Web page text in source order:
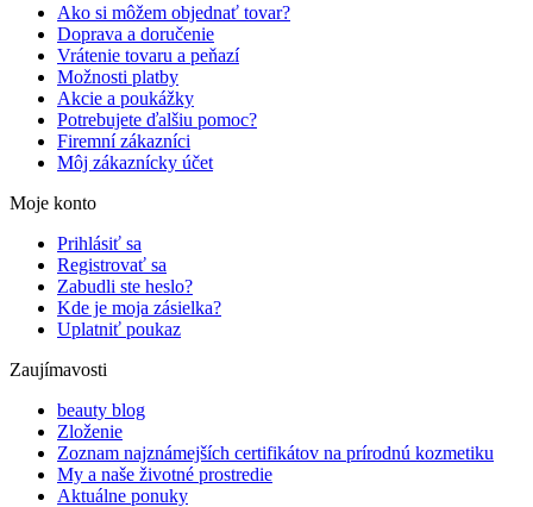
Ako si môžem objednať tovar?
Doprava a doručenie
Vrátenie tovaru a peňazí
Možnosti platby
Akcie a poukážky
Potrebujete ďalšiu pomoc?
Firemní zákazníci
Môj zákaznícky účet
Moje konto
Prihlásiť sa
Registrovať sa
Zabudli ste heslo?
Kde je moja zásielka?
Uplatniť poukaz
Zaujímavosti
beauty blog
Zloženie
Zoznam najznámejších certifikátov na prírodnú kozmetiku
My a naše životné prostredie
Aktuálne ponuky